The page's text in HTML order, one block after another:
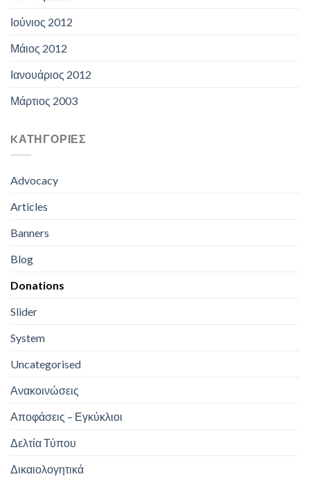
Ιούνιος 2012
Μάιος 2012
Ιανουάριος 2012
Μάρτιος 2003
KΑΤΗΓΟΡΊΕΣ
Advocacy
Articles
Banners
Blog
Donations
Slider
System
Uncategorised
Ανακοινώσεις
Αποφάσεις – Εγκύκλιοι
Δελτία Τύπου
Δικαιολογητικά